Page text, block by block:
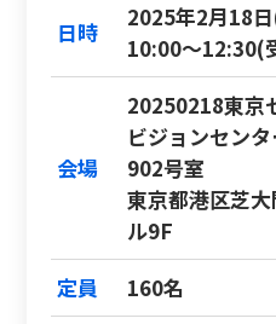
日時
2025年2月18
10:00～12:30(
会場
20250218東京
ビジョンセン
902号室
東京都港区芝
ル9F
定員
160名